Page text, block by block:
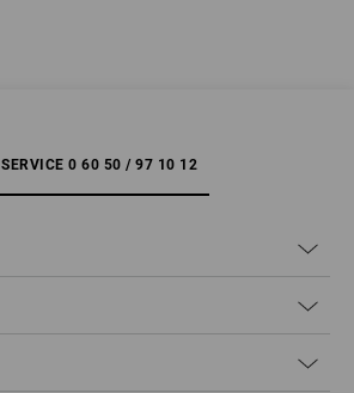
SERVICE 0 60 50 / 97 10 12